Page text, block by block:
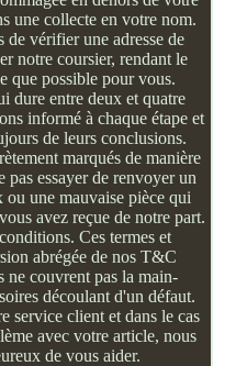
une collecte en votre nom.
de vérifier une adresse de
notre coursier, rendant le
que possible pour vous.
dure entre deux et quatre
informé à chaque étape et
de leurs conclusions.
marqués de manière
pas essayer de renvoyer un
ou une mauvaise pièce qui
avez reçue de notre part.
Ces termes et
abrégée de nos T&C
ne couvrent pas la main-
découlant d'un défaut.
service client et dans le cas
avec votre article, nous
de vous aider.